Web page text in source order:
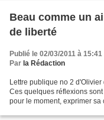
Beau comme un
de liberté
Publié le 02/03/2011 à 15:41
Par la Rédaction
Lettre publique no 2
Ces quelques réflexions
pour le moment, exprimer